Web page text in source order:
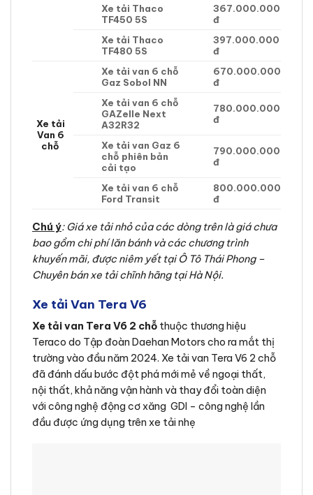
Xe tải Thaco
TF450 5S
367.000.000
đ
Xe tải Thaco
TF480 5S
397.000.000
đ
Xe tải
Van 6
chỗ
Xe tải van 6 chỗ
Gaz Sobol NN
670.000.000
đ
Xe tải van 6 chỗ
GAZelle Next
A32R32
780.000.000
đ
Xe tải van Gaz 6
chỗ phiên bản
cải tạo
790.000.000
đ
Xe tải van 6 chỗ
Ford Transit
800.000.000
đ
Chú ý: Giá xe tải nhỏ của các dòng trên là giá chưa
bao gồm chi phí lăn bánh và các chương trình
khuyến mãi, được niêm yết tại Ô Tô Thái Phong –
Chuyên bán xe tải chĩnh hãng tại Hà Nội.
Xe tải Van Tera V6
Xe tải van Tera V6 2 chỗ thuộc thương hiệu
Teraco do Tập đoàn Daehan Motors cho ra mắt thị
trường vào đầu năm 2024. Xe tải van Tera V6 2 chỗ
đã đánh dấu bước đột phá mới mẻ về ngoại thất,
nội thất, khả năng vận hành và thay đổi toàn diện
với công nghệ động cơ xăng GDI – công nghệ lần
đầu được ứng dụng trên xe tải nhẹ